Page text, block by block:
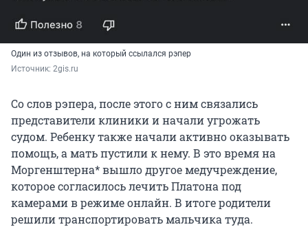
Один из отзывов, на который ссылался рэпер
Источник: 2gis.ru
Со слов рэпера, после этого с ним связались
представители клиники и начали угрожать
судом. Ребенку также начали активно оказывать
помощь, а мать пустили к нему. В это время на
Моргенштерна* вышло другое медучреждение,
которое согласилось лечить Платона под
камерами в режиме онлайн. В итоге родители
решили транспортировать мальчика туда.